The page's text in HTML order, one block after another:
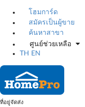
โฮมการ์ด
สมัครเป็นผู้ขาย
ค้นหาสาขา
ศูนย์ช่วยเหลือ
TH
EN
ที่อยู่จัดส่ง